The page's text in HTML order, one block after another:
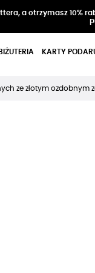
a otrzymasz 10%
BIŻUTERIA KARTY
ze złotym ozdobnym